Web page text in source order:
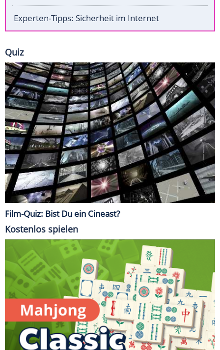
Experten-Tipps: Sicherheit im Internet
Quiz
Film-Quiz: Bist Du ein Cineast?
Kostenlos spielen